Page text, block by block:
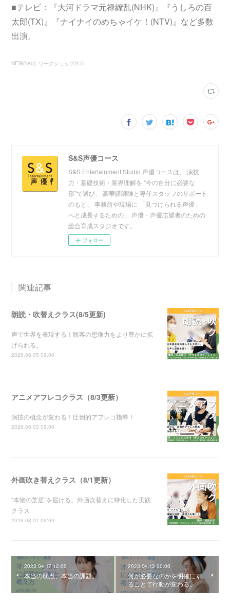
■テレビ：『大河ドラマ元禄繚乱(NHK)』『うしろの百
太郎(TX)』『ナイナイのめちゃイケ！(NTV)』など多数
出演。
NEW(180) ワークショップ(47)
S&S声優コース
S&S Entertainment Studio 声優コースは、 演技
力・基礎技術・業界理解を “今の自分に必要な
形”で選び、 豪華講師陣と専任スタッフのサポート
のもと、 事務所や現場に 「見つけられる声優」
へと成長するための、 声優・声優志望者のための
総合育成スタジオです。
フォロー
関連記事
朗読・吹替えクラス(8/5更新)
声で世界を表現する！観客の想像力をより豊かに拡
げられる。
2026.08.05 09:00
アニメアフレコクラス（8/3更新）
演技の概念が変わる！圧倒的アフレコ指導！
2026.08.03 09:00
外画吹き替えクラス（8/1更新）
“本物の芝居”を届ける。外画吹替えに特化した実践
クラス
2026.08.01 09:00
2023.04.17 12:00
本当の弱点、本当の課題。
2023.04.13 00:00
何が必要なのかを明確にす
ることで行動が変わる。